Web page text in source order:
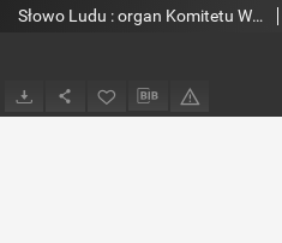
Słowo Ludu : organ Komitetu Wojewódzkiego Polskiej Zjednoczonej Partii Robotniczej, 1953, R.5, nr 281